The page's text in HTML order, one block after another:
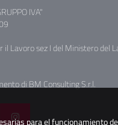
para el funcionamiento
IVA"
il Lavoro sez I del Ministero del
di BM Consulting S.r.l.